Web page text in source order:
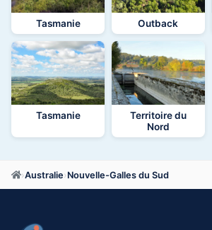
Tasmanie Outback
Tasmanie
Territoire du
Nord
›Australie› Nouvelle-Galles du Sud